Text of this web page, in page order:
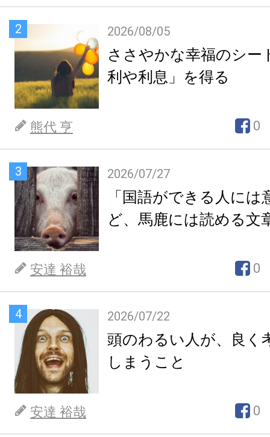
2 2026/08/05
ささやかな幸福のシー
利や利息」を得る
熊代 亨 0
3 2026/07/27
「国語ができる人には
ど、馬鹿には読める文
安達 裕哉 0
4 2026/07/22
頭のわるい人が、良く
しまうこと
安達 裕哉 0